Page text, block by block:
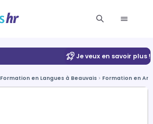
Je veux en savoir plus !
Formation en Langues à Beauvais Formation en